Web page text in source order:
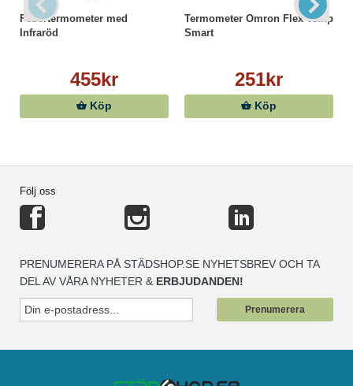
Febertermometer med
Infraröd
455kr
Köp
Termometer Omron Flex Temp
Smart
251kr
Köp
Följ oss
PRENUMERERA PÅ STÄDSHOP.SE NYHETSBREV OCH TA
DEL AV VÅRA NYHETER & ERBJUDANDEN!
Prenumerera